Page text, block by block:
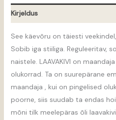
Kirjeldus
See käevõru on täiesti
Sobib iga stiiliga. Reguleeritav,
naistele. LAAVAKIVI on
olukorrad. Ta on suurepärane
maandaja , kui on pingelised
poorne, siis suudab ta endas
mõni tilk meelepäras õli